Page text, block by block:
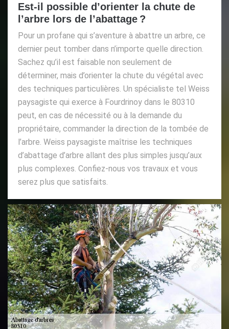
Est-il possible d’orienter la chute de
l’arbre lors de l’abattage ?
Pour un profane qui s’aventure à abattre un arbre, ce
dernier peut tomber dans n’importe quelle direction.
Sachez qu’il est faisable non seulement de
déterminer, mais d’orienter la chute du végétal avec
des techniques particulières. Un spécialiste tel Weiss
paysagiste qui exerce à Fourdrinoy dans le 80310
peut, en cas de nécessité ou à la demande du
propriétaire, commander la direction de la tombée de
l’arbre. Weiss paysagiste maîtrise les techniques
d’abattage d’arbre allant des plus simples jusqu’aux
plus complexes. Confiez-nous vos travaux et vous
serez plus que satisfaits.